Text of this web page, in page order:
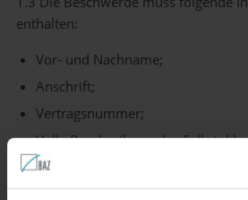
enthalten:
Vor- und Nachname;
Anschrift;
Vertragsnummer;
Volle Beschreibung des Falls inkl.
Uhrzeit;
Vorgangsnr. falls es um einen